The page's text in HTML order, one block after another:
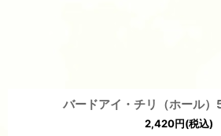
バードアイ・チリ（ホール
2,420円(税込)